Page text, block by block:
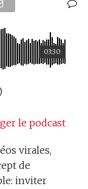
03:30
le podcast
virales,
de
inviter